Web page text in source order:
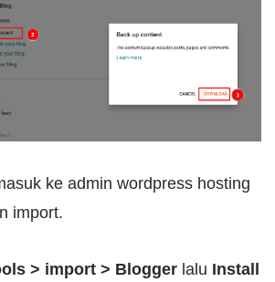
ke admin wordpress hosting
import.
> import > Blogger lalu Install